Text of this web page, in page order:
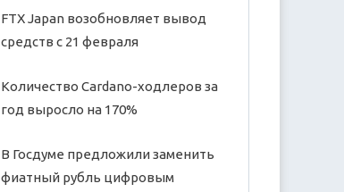
FTX Japan возобновляет вывод
средств с 21 февраля
Количество Cardano-ходлеров за
год выросло на 170%
В Госдуме предложили заменить
фиатный рубль цифровым